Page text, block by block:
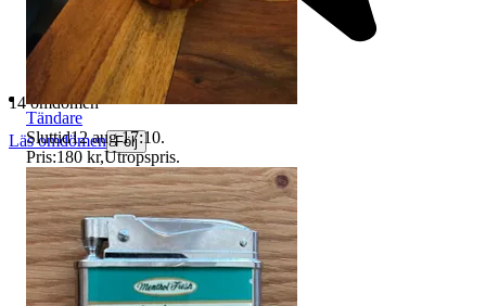
14 omdömen
Läs omdömen Följ
Tändare
Sluttid12 aug 17:10.
Pris:180 kr,Utropspris.